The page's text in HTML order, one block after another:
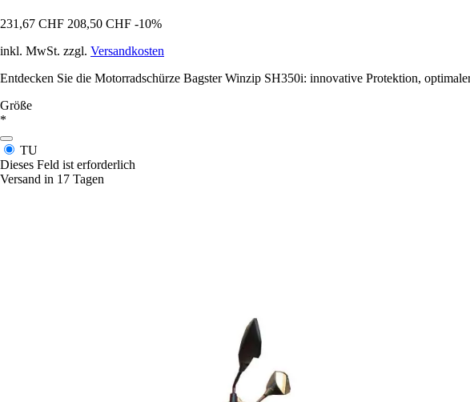
231,67 CHF 208,50 CHF -10%
inkl. MwSt. zzgl. Versandkosten
Entdecken Sie die Motorradschürze Bagster Winzip SH350i: innovative Protektion,
Größe
*
TU
Dieses Feld ist erforderlich
Versand in 17 Tagen